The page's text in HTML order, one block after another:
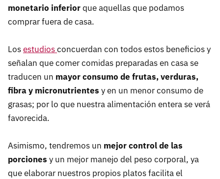
monetario inferiorque aquellas que podamos
comprar fuera de casa.
Losestudiosconcuerdan con todos estos beneficios y
señalan que comer comidas preparadas en casa se
traducen un mayor consumo de frutas, verduras,
fibra y micronutrientes y en un menor consumo de
grasas; por lo que nuestra alimentación entera se verá
favorecida.
Asimismo, tendremos un mejor control de las
porciones y un mejor manejo del peso corporal, ya
que elaborar nuestros propios platos facilita el